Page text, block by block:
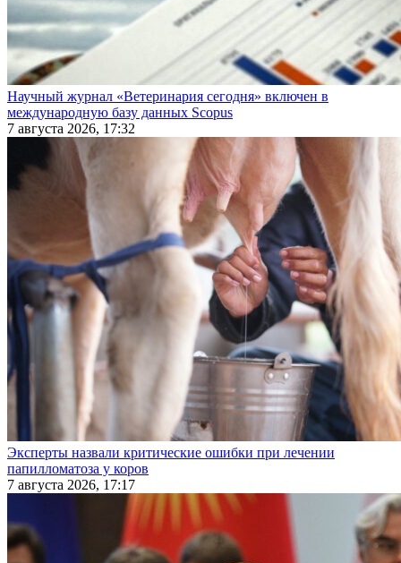
Научный журнал «Ветеринария сегодня» включен в
международную базу данных Scopus
7 августа 2026, 17:32
Эксперты назвали критические ошибки при лечении
папилломатоза у коров
7 августа 2026, 17:17